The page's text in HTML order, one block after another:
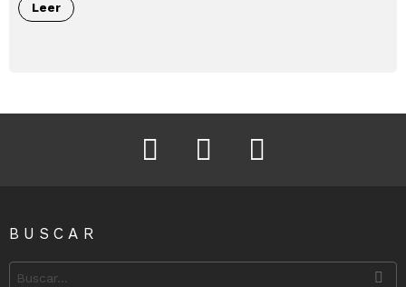
Leer
Facebook Instagram Twitter
BUSCAR
for: